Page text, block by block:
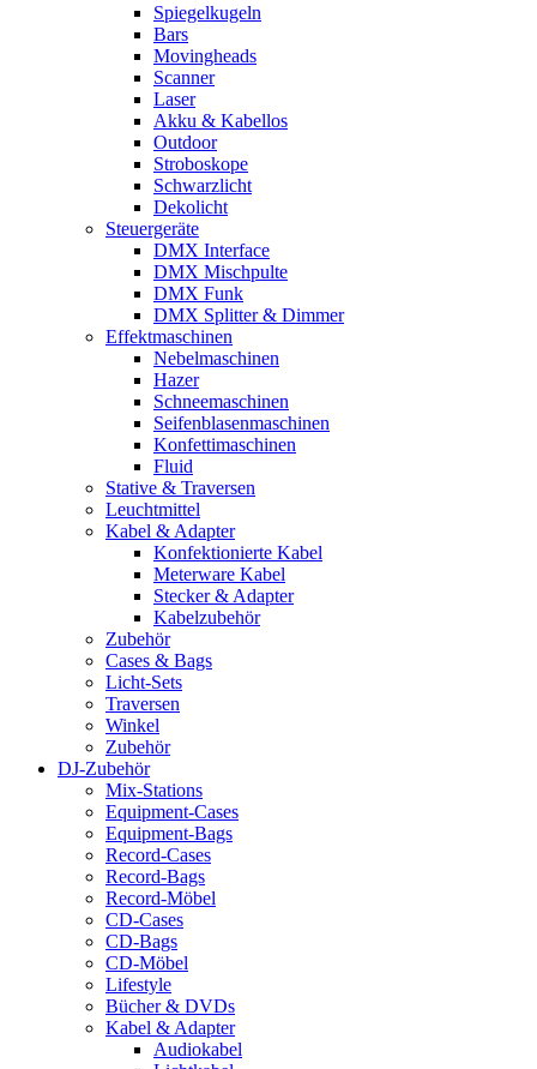
Spiegelkugeln
Bars
Movingheads
Scanner
Laser
Akku & Kabellos
Outdoor
Stroboskope
Schwarzlicht
Dekolicht
Steuergeräte
DMX Interface
DMX Mischpulte
DMX Funk
DMX Splitter & Dimmer
Effektmaschinen
Nebelmaschinen
Hazer
Schneemaschinen
Seifenblasenmaschinen
Konfettimaschinen
Fluid
Stative & Traversen
Leuchtmittel
Kabel & Adapter
Konfektionierte Kabel
Meterware Kabel
Stecker & Adapter
Kabelzubehör
Zubehör
Cases & Bags
Licht-Sets
Traversen
Winkel
Zubehör
DJ-Zubehör
Mix-Stations
Equipment-Cases
Equipment-Bags
Record-Cases
Record-Bags
Record-Möbel
CD-Cases
CD-Bags
CD-Möbel
Lifestyle
Bücher & DVDs
Kabel & Adapter
Audiokabel